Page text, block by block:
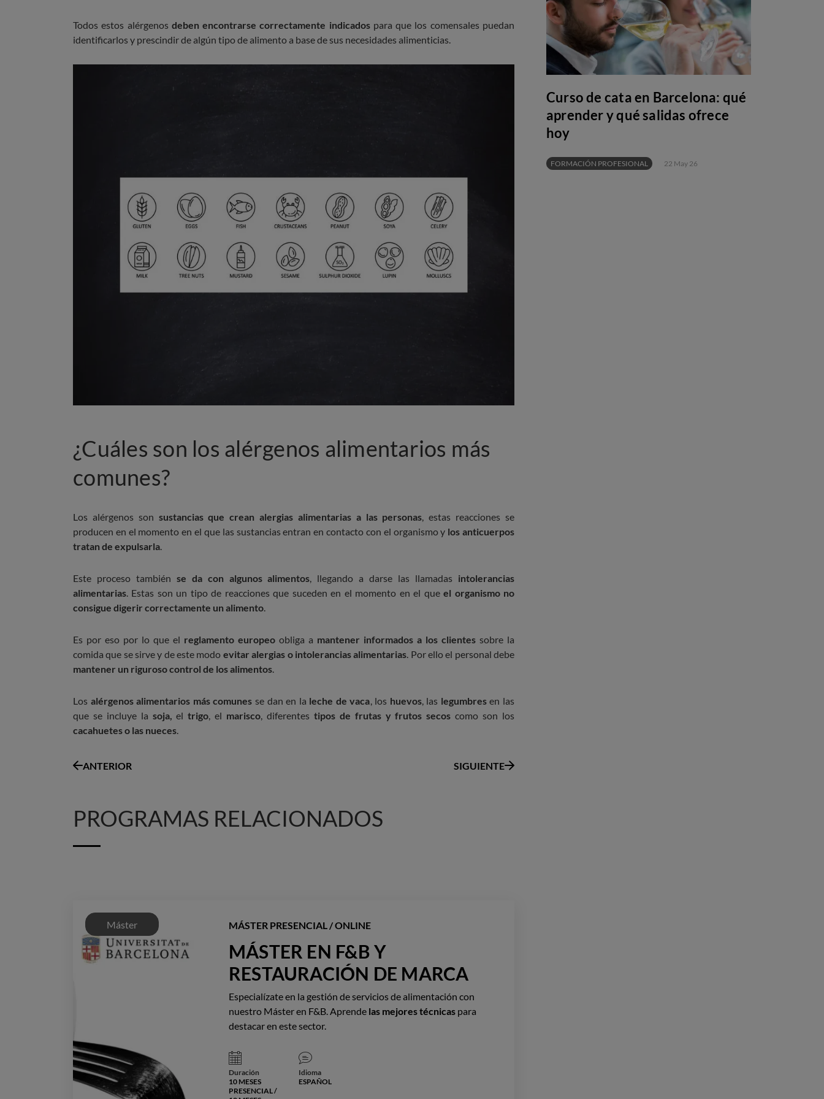
Todos estos alérgenos deben encontrarse correctamente indicadospara que los comensales puedan
identificarlos y prescindir de algún tipo de alimento a base de sus necesidades alimenticias.
¿Cuáles son los alérgenos alimentarios más
comunes?
Los alérgenos son sustancias que crean alergias alimentarias a las personas, estas reacciones se
producen en el momento en el que las sustancias entran en contacto con el organismo y los anticuerpos
tratan de expulsarla.
Este proceso también se da con algunos alimentos, llegando a darse las llamadas intolerancias
alimentarias. Estas son un tipo de reacciones que suceden en el momento en el queel organismo no
consigue digerir correctamente un alimento.
Es por eso por lo que el reglamento europeo obliga a mantener informados a los clientes sobre la
comida que se sirve y de este modo evitar alergias o intolerancias alimentarias. Por ello el personal debe
mantener un riguroso control de los alimentos.
Los alérgenos alimentarios más comunes se dan en la leche de vaca, los huevos, las legumbresen las
que se incluye la soja,eltrigo, el marisco, diferentes tipos de frutas y frutos secoscomo son los
cacahuetes o las nueces.
ANTERIOR SIGUIENTE
PROGRAMAS RELACIONADOS
MÁSTER PRESENCIAL / ONLINE
MÁSTER EN F&B Y
RESTAURACIÓN DE MARCA
Especialízate en la gestión de servicios de alimentación con
nuestro Máster en F&B. Aprende las mejores técnicas para
destacar en este sector.
Duración
10 MESES
PRESENCIAL /
Idioma
ESPAÑOL
Máster
Curso de cata en Barcelona: qué
aprender y qué salidas ofrece
hoy
FORMACIÓN PROFESIONAL 22 May 26